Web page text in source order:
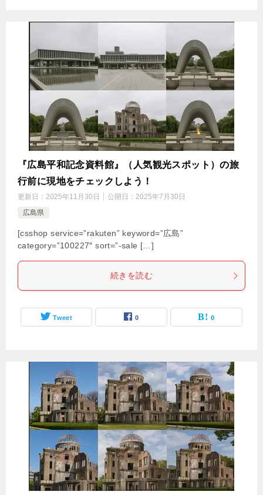
『広島平和記念資料館』（人気観光スポット）の旅
行前に現地をチェックしよう！
更新日： 2025年11月30日 公開日： 2025年7月30日
広島県
[csshop service=”rakuten” keyword=”広島”
category=”100227″ sort=”-sale […]
続きを読む
Tweet 0 0